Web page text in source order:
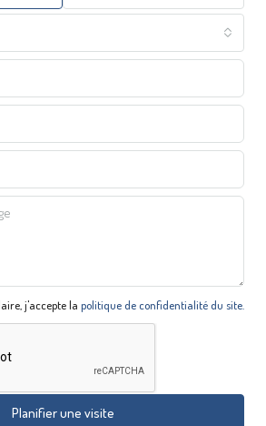
j'accepte la politique de confidentialité du site.
Planifier une visite